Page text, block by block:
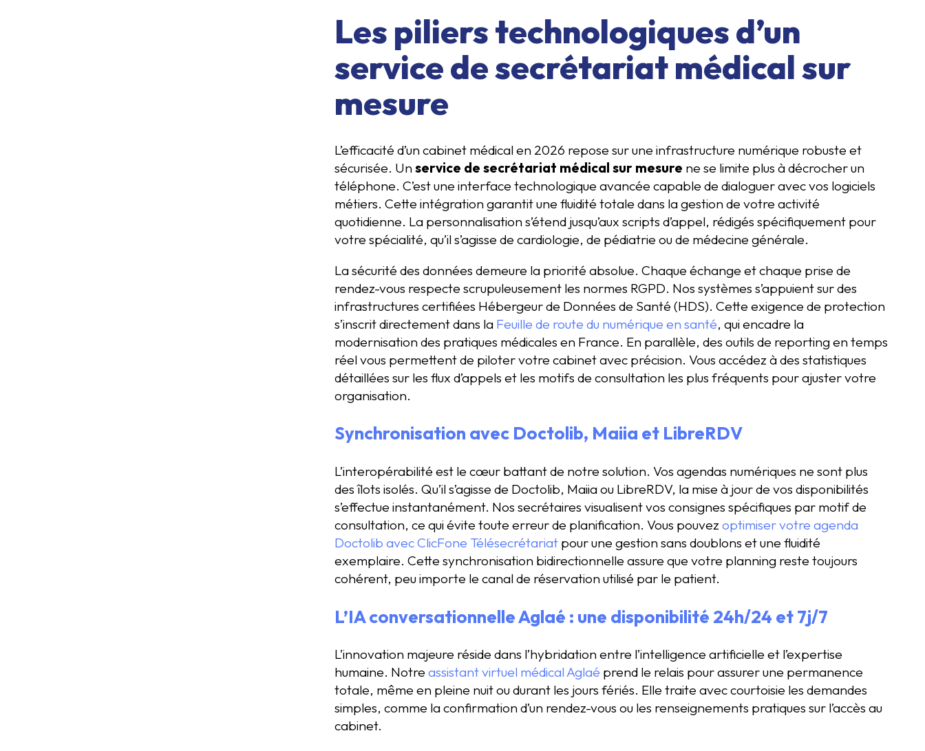
Les piliers technologiques d’un
service de secrétariat médical sur
mesure
L’efficacité d’un cabinet médical en 2026 repose sur une infrastructure numérique robuste et
sécurisée. Unservice de secrétariat médical sur mesure ne se limite plus à décrocher un
téléphone. C’est une interface technologique avancée capable de dialoguer avec vos logiciels
métiers. Cette intégration garantit une fluidité totale dans la gestion de votre activité
quotidienne. La personnalisation s’étend jusqu’aux scripts d’appel, rédigés spécifiquement pour
votre spécialité, qu’il s’agisse de cardiologie, de pédiatrie ou de médecine générale.
La sécurité des données demeure la priorité absolue. Chaque échange et chaque prise de
rendez-vous respecte scrupuleusement les normes RGPD. Nos systèmes s’appuient sur des
infrastructures certifiées Hébergeur de Données de Santé (HDS). Cette exigence de protection
s’inscrit directement dans la Feuille de route du numérique en santé, qui encadre la
modernisation des pratiques médicales en France. En parallèle, des outils de reporting en temps
réel vous permettent de piloter votre cabinet avec précision. Vous accédez à des statistiques
détaillées sur les flux d’appels et les motifs de consultation les plus fréquents pour ajuster votre
organisation.
Synchronisation avec Doctolib, Maiia et LibreRDV
L’interopérabilité est le cœur battant de notre solution. Vos agendas numériques ne sont plus
des îlots isolés. Qu’il s’agisse de Doctolib, Maiia ou LibreRDV, la mise à jour de vos disponibilités
s’effectue instantanément. Nos secrétaires visualisent vos consignes spécifiques par motif de
consultation, ce qui évite toute erreur de planification. Vous pouvez optimiser votre agenda
Doctolib avec ClicFone Télésecrétariat pour une gestion sans doublons et une fluidité
exemplaire. Cette synchronisation bidirectionnelle assure que votre planning reste toujours
cohérent, peu importe le canal de réservation utilisé par le patient.
L’IA conversationnelle Aglaé : une disponibilité 24h/24 et 7j/7
L’innovation majeure réside dans l’hybridation entre l’intelligence artificielle et l’expertise
humaine. Notre assistant virtuel médical Aglaé prend le relais pour assurer une permanence
totale, même en pleine nuit ou durant les jours fériés. Elle traite avec courtoisie les demandes
simples, comme la confirmation d’un rendez-vous ou les renseignements pratiques sur l’accès au
cabinet.